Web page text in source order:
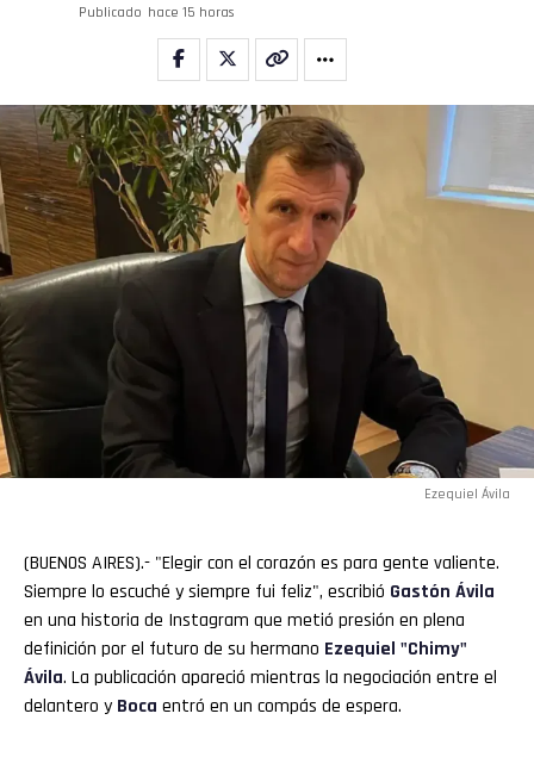
Publicado hace 15 horas
Ezequiel Ávila
(BUENOS AIRES).- "Elegir con el corazón es para gente valiente.
Siempre lo escuché y siempre fui feliz", escribió Gastón Ávila
en una historia de Instagram que metió presión en plena
definición por el futuro de su hermano Ezequiel "Chimy"
Ávila. La publicación apareció mientras la negociación entre el
delantero y Boca entró en un compás de espera.